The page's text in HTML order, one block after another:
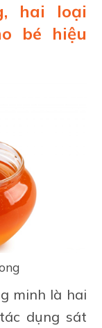
hai loại
bé hiệu
minh là hai
dụng sát